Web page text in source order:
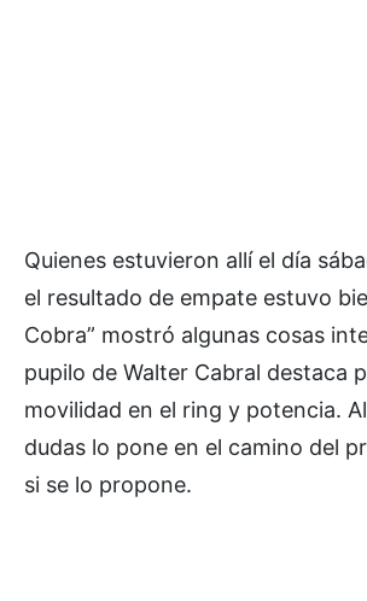
Quienes estuvieron allí el día
el resultado de empate estuvo
Cobra” mostró algunas cosas
pupilo de Walter Cabral destaca
movilidad en el ring y potencia.
dudas lo pone en el camino del
si se lo propone.